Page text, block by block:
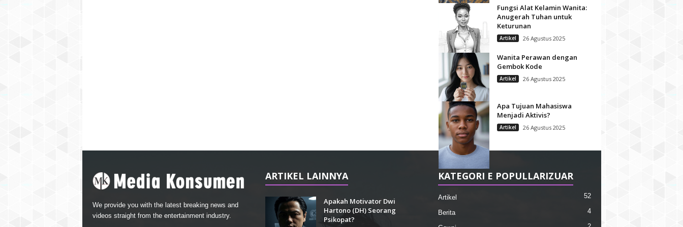
Fungsi Alat Kelamin Wanita:
Anugerah Tuhan untuk
Keturunan
Artikel 26 Agustus 2025
Wanita Perawan dengan
Gembok Kode
Artikel 26 Agustus 2025
Apa Tujuan Mahasiswa
Menjadi Aktivis?
Artikel 26 Agustus 2025
We provide you with the latest breaking news and
videos straight from the entertainment industry.
ARTIKEL LAINNYA
Apakah Motivator Dwi
Hartono (DH) Seorang
Psikopat?
KATEGORI E POPULLARIZUAR
Artikel 52
Berita 4